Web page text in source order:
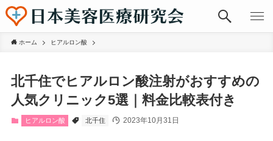
ホーム ヒアルロン酸
北千住でヒアルロン酸注射がおすすめの
人気クリニック5選｜料金比較表付き
ヒアルロン酸 北千住 2023年10月31日